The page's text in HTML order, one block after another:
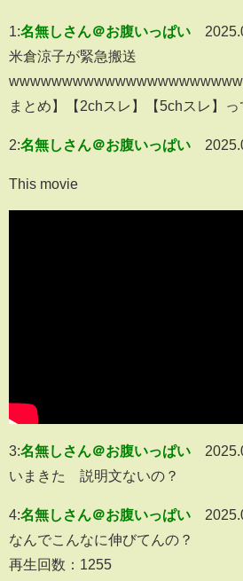
1:名無しさん＠お腹いっぱい
米倉涼子が緊急搬送
まとめ】【2chスレ】【5chスレ】
2:名無しさん＠お腹いっぱい
This movie
3:名無しさん＠お腹いっぱい
いまきた 説明文ないの？
4:名無しさん＠お腹いっぱい
なんでこんなに伸びてんの？
再生回数：1255